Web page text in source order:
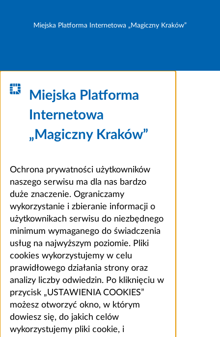
Miejska Platforma Internetowa „Magiczny Kraków”
Miejska Platforma
Internetowa
„Magiczny Kraków”
Ochrona prywatności użytkowników
naszego serwisu ma dla nas bardzo
duże znaczenie. Ograniczamy
wykorzystanie i zbieranie informacji o
użytkownikach serwisu do niezbędnego
minimum wymaganego do świadczenia
usług na najwyższym poziomie. Pliki
cookies wykorzystujemy w celu
prawidłowego działania strony oraz
analizy liczby odwiedzin. Po kliknięciu w
przycisk „USTAWIENIA COOKIES”
możesz otworzyć okno, w którym
dowiesz się, do jakich celów
wykorzystujemy pliki cookie, i